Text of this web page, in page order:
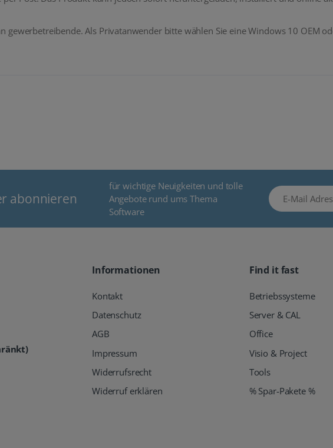
gewerbetreibende. Als Privatanwender bitte wählen Sie eine Windows 10 OEM
abonnieren
für wichtige Neuigkeiten und tolle
Angebote rund ums Thema
Software
E-Mail Adresse
Informationen
Kontakt
Datenschutz
AGB
Impressum
Widerrufsrecht
Widerruf erklären
Find it fast
Betriebssysteme
Server & CAL
Office
Visio & Project
Tools
% Spar-Pakete %